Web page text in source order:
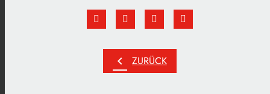
chevron_left ZURÜCK